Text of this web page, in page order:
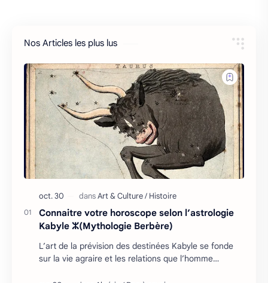
Nos Articles les plus lus
Connaitre votre horoscope selon l’astrologie
Kabyle ⵣ(Mythologie Berbère)
L’art de la prévision des destinées Kabyle se fonde
sur la vie agraire et les relations que l’homme